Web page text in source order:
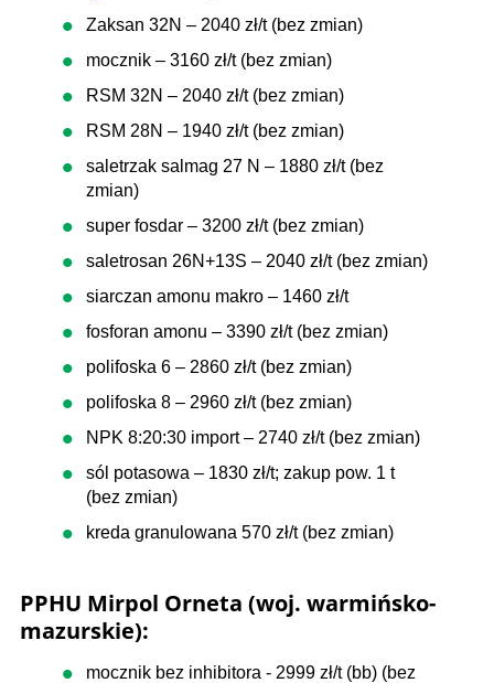
Zaksan 32N – 2040 zł/t (bez zmian)
mocznik – 3160 zł/t (bez zmian)
RSM 32N – 2040 zł/t (bez zmian)
RSM 28N – 1940 zł/t (bez zmian)
saletrzak salmag 27 N – 1880 zł/t (bez
zmian)
super fosdar – 3200 zł/t (bez zmian)
saletrosan 26N+13S – 2040 zł/t (bez zmian)
siarczan amonu makro – 1460 zł/t
fosforan amonu – 3390 zł/t (bez zmian)
polifoska 6 – 2860 zł/t (bez zmian)
polifoska 8 – 2960 zł/t (bez zmian)
NPK 8:20:30 import – 2740 zł/t (bez zmian)
sól potasowa – 1830 zł/t; zakup pow. 1 t
(bez zmian)
kreda granulowana 570 zł/t (bez zmian)
PPHU Mirpol Orneta (woj. warmińsko-
mazurskie):
mocznik bez inhibitora - 2999 zł/t (bb) (bez